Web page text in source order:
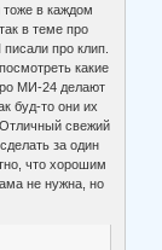
тоже в каждом
в теме про
про клип.
какие
МИ-24 делают
буд-то они их
свежий
за один
что хорошим
не нужна, но